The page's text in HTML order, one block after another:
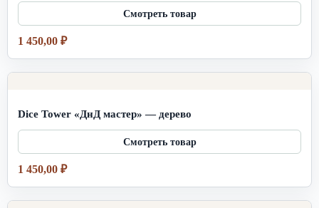
1 450,00 ₽
Dice Tower «ДнД мастер» — дерево
1 450,00 ₽